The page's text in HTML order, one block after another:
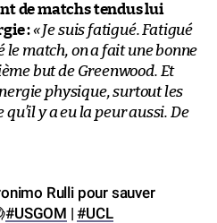
de matchs tendus lui
:« Je suis fatigué. Fatigué
le match, on a fait une bonne
but de Greenwood. Et
physique, surtout les
y a eu la peur aussi. De
Rulli pour sauver
#USGOM |#UCL